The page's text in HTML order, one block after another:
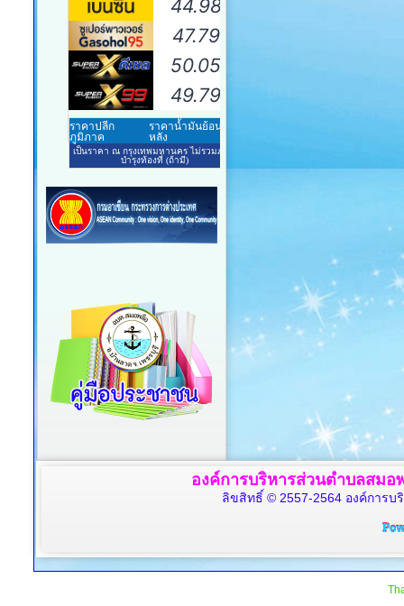
องค์การบริหารส่วนตำบลสมอ
ลิขสิทธิ์ © 2557-2564 องค์การ